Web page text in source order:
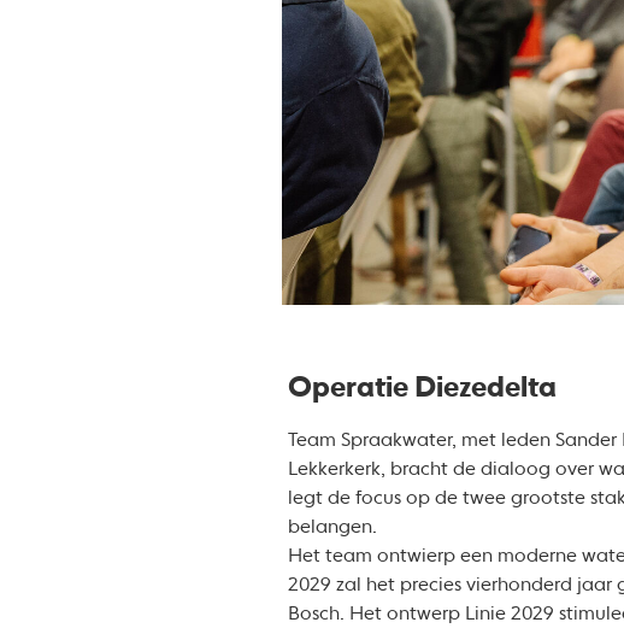
Operatie Diezedelta
Team Spraakwater, met leden
Lekkerkerk, bracht de dialoog over
legt de focus op de twee grootste
belangen.
Het team ontwierp een moderne
2029 zal het precies vierhonderd
Bosch. Het ontwerp Linie 2029